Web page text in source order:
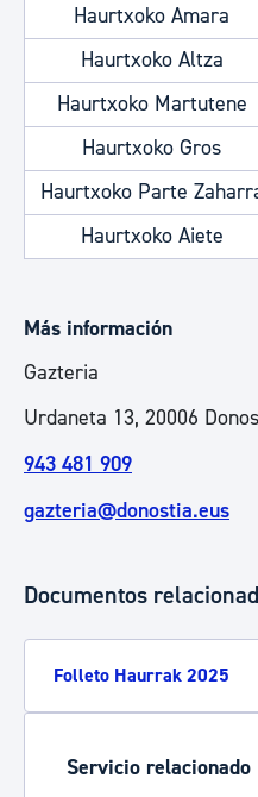
Haurtxoko Amara
Haurtxoko Altza
Haurtxoko Martutene
Haurtxoko Gros
Haurtxoko Parte
Haurtxoko Aiete
Más información
Gazteria
Urdaneta 13, 20006
943 481 909
gazteria@donostia.eus
Documentos
Folleto Haurrak 2025
Servicio relacionado